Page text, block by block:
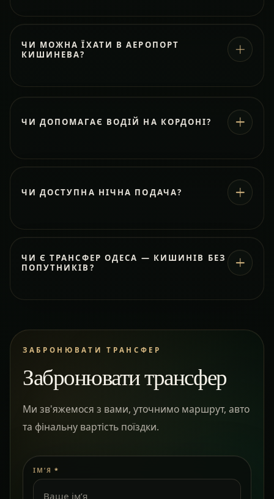
ЧИ МОЖНА ЇХАТИ В АЕРОПОРТ
КИШИНЕВА?
ЧИ ДОПОМАГАЄ ВОДІЙ НА КОРДОНІ?
ЧИ ДОСТУПНА НІЧНА ПОДАЧА?
ЧИ Є ТРАНСФЕР ОДЕСА — КИШИНІВ БЕЗ
ПОПУТНИКІВ?
ЗАБРОНЮВАТИ ТРАНСФЕР
Забронювати трансфер
Ми зв'яжемося з вами, уточнимо маршрут, авто
та фінальну вартість поїздки.
ІМ’Я *